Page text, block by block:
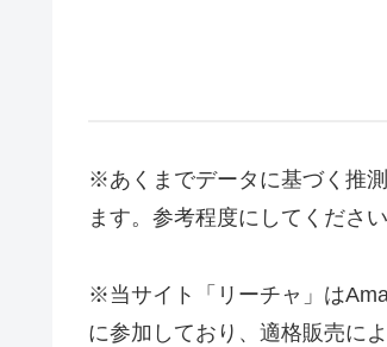
※あくまでデータに基づく推
ます。参考程度にしてください
※当サイト「リーチャ」は
に参加しており、適格販売に